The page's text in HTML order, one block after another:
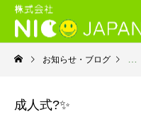
お知らせ・ブログ
成人式?✨